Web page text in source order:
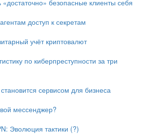
безопасные клиенты себя
доступ к секретам
учёт криптовалют
по киберпреступности за три
сервисом для бизнеса
мессенджер?
Эволюция тактики (?)